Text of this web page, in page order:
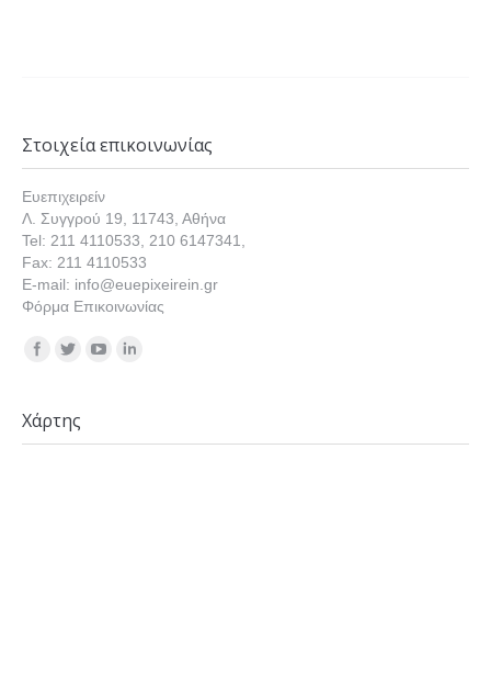
Στοιχεία επικοινωνίας
Ευεπιχειρείν
Λ. Συγγρού 19, 11743, Αθήνα
Tel: 211 4110533, 210 6147341,
Fax: 211 4110533
E-mail: info@euepixeirein.gr
Φόρμα Επικοινωνίας
Find us on:
Χάρτης